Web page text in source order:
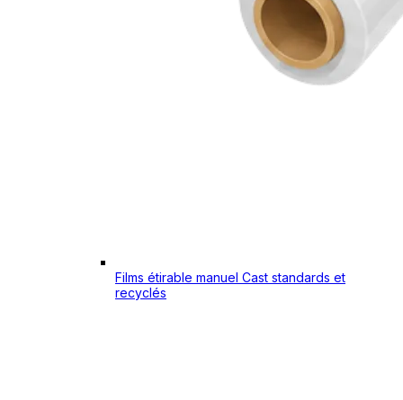
Films étirable manuel Cast standards et
recyclés